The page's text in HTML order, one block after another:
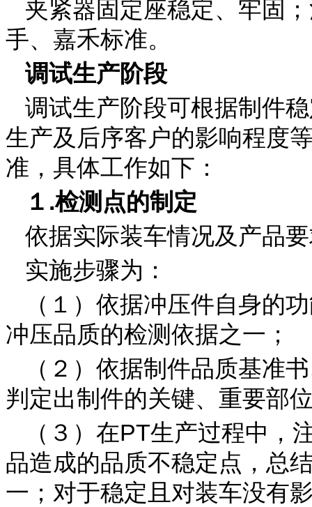
夹紧器固定座稳定、牢固
手、嘉禾标准。
调试生产阶段
调试生产阶段可根据制件
生产及后序客户的影响程度
准，具体工作如下：
１.检测点的制定
依据实际装车情况及产品
实施步骤为：
（１）依据冲压件自身的
冲压品质的检测依据之一；
（２）依据制件品质基准
判定出制件的关键、重要部
（３）在PT生产过程中，
品造成的品质不稳定点，总
一；对于稳定且对装车没有